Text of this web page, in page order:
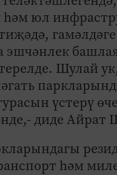
юл
эшчәнлек
Шулай
үстерү
диде Айрат
һәм